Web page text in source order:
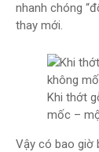
nhanh chóng
thay mới.
Khi thớt
mốc –
Vậy có bao giờ